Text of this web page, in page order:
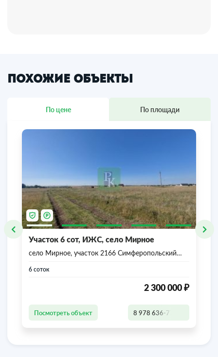
Похожие объекты
По цене По площади
Участок 6 сот, ИЖС, село Мирное
село Мирное, участок 2166 Симферопольский
6 соток
2 300 000 ₽
Посмотреть объект 8 978 636-77-47